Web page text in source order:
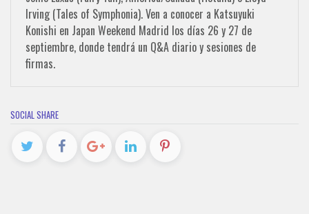
Irving (Tales of Symphonia). Ven a conocer a Katsuyuki
Konishi en Japan Weekend Madrid los días 26 y 27 de
septiembre, donde tendrá un Q&A diario y sesiones de
firmas.
SOCIAL SHARE